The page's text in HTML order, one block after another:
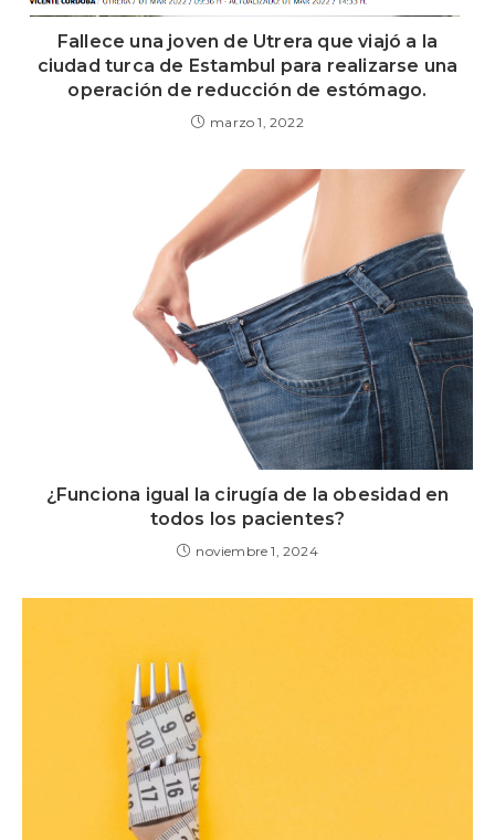
Fallece una joven de Utrera que viajó a la
ciudad turca de Estambul para realizarse una
operación de reducción de estómago.
marzo 1, 2022
¿Funciona igual la cirugía de la obesidad en
todos los pacientes?
noviembre 1, 2024